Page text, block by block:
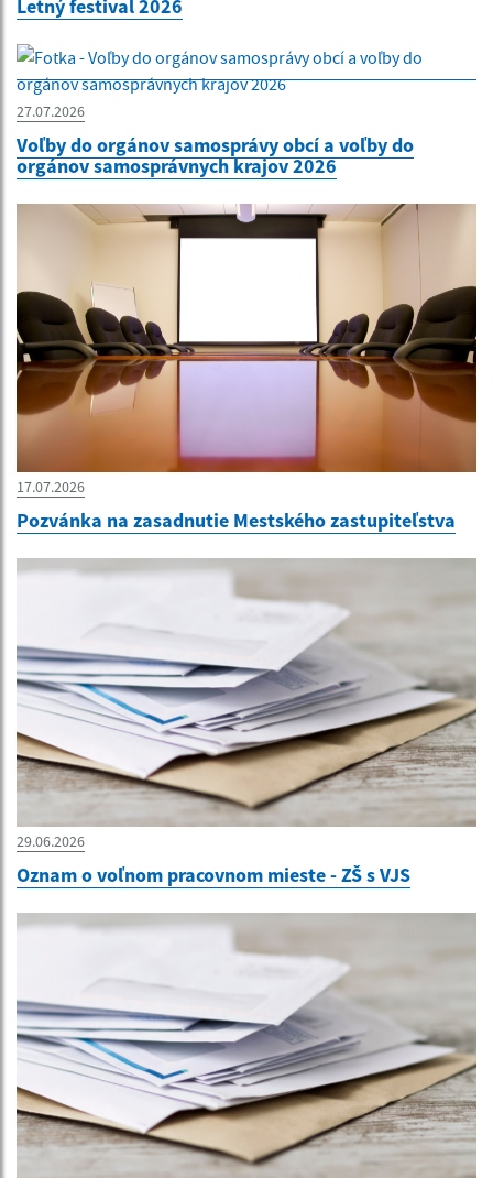
Letný festival 2026
27.07.2026
Voľby do orgánov samosprávy obcí a voľby do
orgánov samosprávnych krajov 2026
17.07.2026
Pozvánka na zasadnutie Mestského zastupiteľstva
29.06.2026
Oznam o voľnom pracovnom mieste - ZŠ s VJS